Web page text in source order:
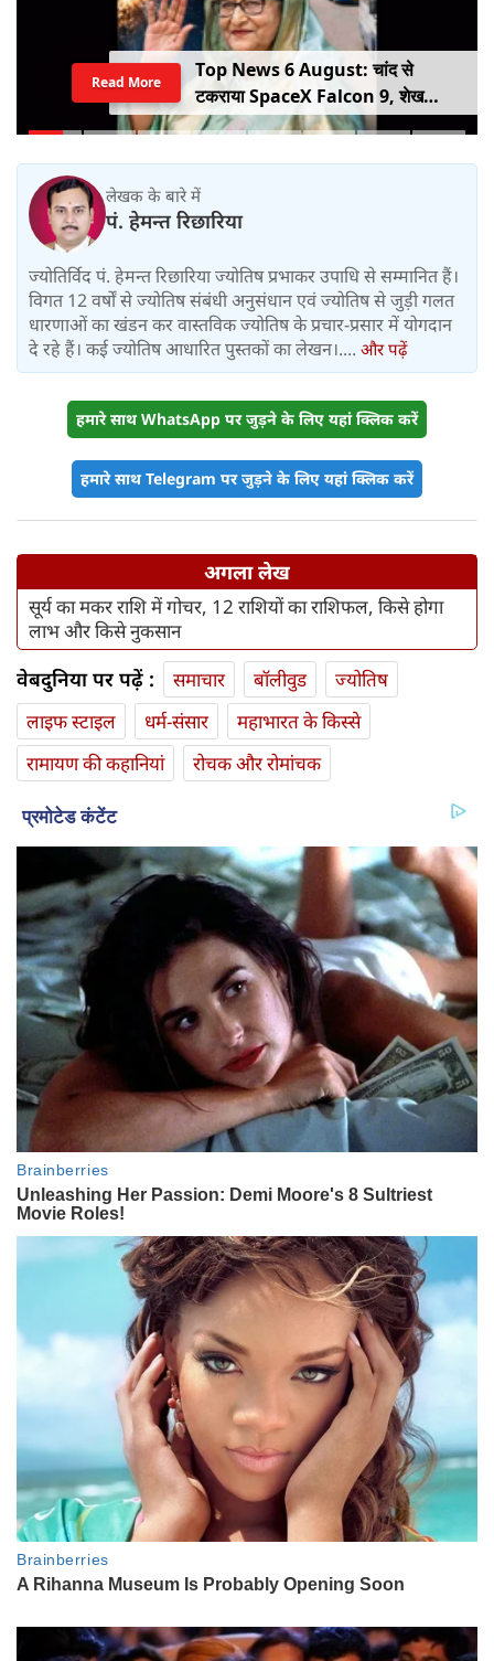
Top News 6 August: चांद से
टकराया SpaceX Falcon 9, शेख
हसीना की घर वापसी का ऐलान, MP में बस
Read More
लेखक के बारे में
पं. हेमन्त रिछारिया
ज्योतिर्विद पं. हेमन्त रिछारिया ज्योतिष प्रभाकर उपाधि से सम्मानित हैं।
विगत 12 वर्षों से ज्योतिष संबंधी अनुसंधान एवं ज्योतिष से जुड़ी गलत
धारणाओं का खंडन कर वास्तविक ज्योतिष के प्रचार-प्रसार में योगदान
दे रहे हैं। कई ज्योतिष आधारित पुस्तकों का लेखन।.... और पढ़ें
हमारे साथ WhatsApp पर जुड़ने के लिए यहां क्लिक करें
हमारे साथ Telegram पर जुड़ने के लिए यहां क्लिक करें
अगला लेख
सूर्य का मकर राशि में गोचर, 12 राशियों का राशिफल, किसे होगा
लाभ और किसे नुकसान
वेबदुनिया पर पढ़ें : समाचार बॉलीवुड
ज्योतिष
लाइफ स्‍टाइल
धर्म-संसार
महाभारत के किस्से
रामायण की कहानियां
रोचक और रोमांचक